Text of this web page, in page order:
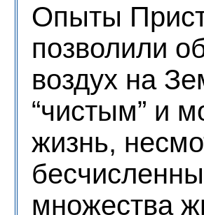
Опыты
позволили
воздух на
“чистым” и
жизнь,
множества